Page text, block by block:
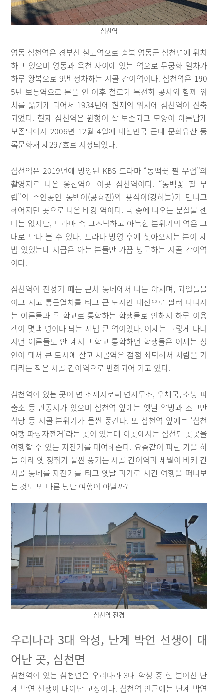
심천역
영동 심천역은 경부선 철도역으로 충북 영동군 심천면에 위치
하고 있으며 영동과 옥천 사이에 있는 역으로 무궁화 열차가
하루 왕복으로 9번 정차하는 시골 간이역이다. 심천역은 190
5년 보통역으로 문을 연 이후 철로가 복선화 공사와 함께 위
치를 옮기게 되어서 1934년에 현재의 위치에 심천역이 신축
되었다. 현재 심천역은 원형이 잘 보존되고 모양이 아름답게
보존되어서 2006년 12월 4일에 대한민국 근대 문화유산 등
록문화재 제297호로 지정되었다.
심천역은 2019년에 방영된 KBS 드라마 “동백꽃 필 무렵”의
촬영지로 나온 웅산역이 이곳 심천역이다. “동백꽃 필 무
렵”의 주인공인 동백이(공효진)와 용식이(강하늘)가 만나고
헤어지던 곳으로 나온 배경 역이다. 극 중에 나오는 분실물 센
터는 없지만, 드라마 속 고즈넉하고 아늑한 분위기의 역은 그
대로 만나 볼 수 있다. 드라마 방영 후에 찾아오시는 분이 제
법 있었는데 지금은 아는 분들만 가끔 방문하는 시골 간이역
이다.
심천역이 전성기 때는 근처 동네에서 나는 야채며, 과일들을
이고 지고 통근열차를 타고 큰 도시인 대전으로 팔러 다니시
는 어른들과 큰 학교로 통학하는 학생들로 인해서 하루 이용
객이 몇백 명이나 되는 제법 큰 역이었다. 이제는 그렇게 다니
시던 어른들도 안 계시고 학교 통학하던 학생들은 이제는 성
인이 돼서 큰 도시에 살고 시골역은 점점 쇠퇴해서 사람을 기
다리는 작은 시골 간이역으로 변화되어 가고 있다.
심천역이 있는 곳이 면 소재지로써 면사무소, 우체국, 소방 파
출소 등 관공서가 있으며 심천역 앞에는 옛날 약방과 조그만
식당 등 시골 분위기가 물씬 풍긴다. 또 심천역 앞에는 ‘심천
여행 파랑자전거’라는 곳이 있는데 이곳에서는 심천면 곳곳을
여행할 수 있는 자전거를 대여해준다. 요즘같이 파란 가을 하
늘 아래 옛 정취가 물씬 풍기는 시골 간이역과 세월이 비켜 간
시골 동네를 자전거를 타고 옛날 과거로 시간 여행을 떠나보
는 것도 또 다른 낭만 여행이 아닐까?
심천역 전경
우리나라 3대 악성, 난계 박연 선생이 태
어난 곳, 심천면
심천역이 있는 심천면은 우리나라 3대 악성 중 한 분이신 난
계 박연 선생이 태어난 고장이다. 심천역 인근에는 난계 박연